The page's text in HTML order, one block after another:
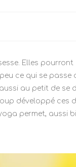
Elles pourront
ce qui se passe
au petit de se
développé ces
permet, aussi